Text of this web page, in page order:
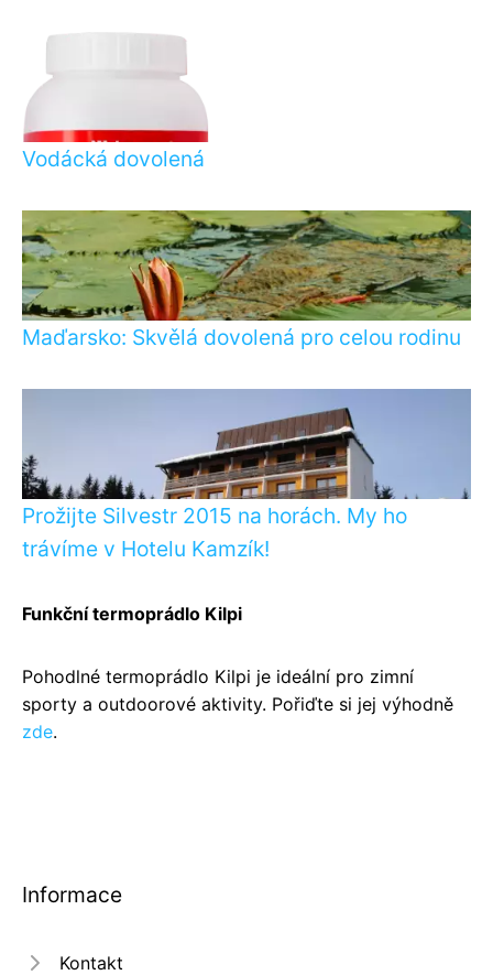
Vodácká dovolená
Maďarsko: Skvělá dovolená pro celou rodinu
Prožijte Silvestr 2015 na horách. My ho
trávíme v Hotelu Kamzík!
Funkční termoprádlo Kilpi
Pohodlné termoprádlo Kilpi je ideální pro zimní
sporty a outdoorové aktivity. Pořiďte si jej výhodně
zde.
Informace
Kontakt